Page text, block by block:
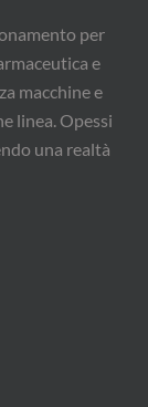
per
e
macchine e
linea. Opessi
una realtà